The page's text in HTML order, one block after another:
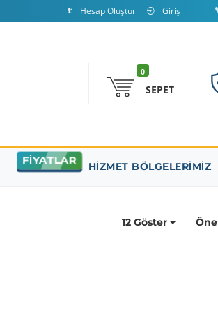
Hesap Oluştur Giriş
0
SEPET
FIYATLAR HIZMET BÖLGELERIMIZ
12 Göster Öne